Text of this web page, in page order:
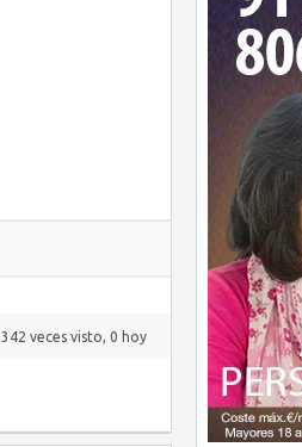
342 veces visto, 0 hoy